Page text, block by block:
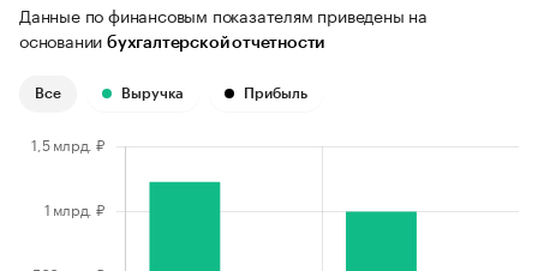
Данные по финансовым показателям приведены на
основании бухгалтерской отчетности
Все Выручка Прибыль